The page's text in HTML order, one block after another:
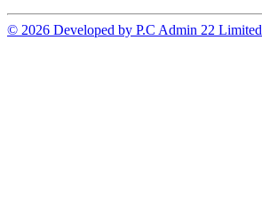
© 2026 Developed by P.C Admin 22 Limited